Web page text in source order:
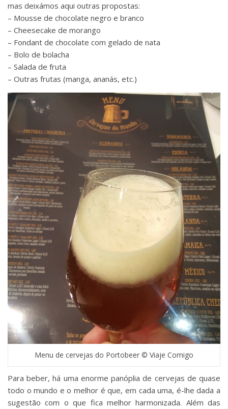
mas deixámos aqui outras propostas:
– Mousse de chocolate negro e branco
– Cheesecake de morango
– Fondant de chocolate com gelado de nata
– Bolo de bolacha
– Salada de fruta
– Outras frutas (manga, ananás, etc.)
Menu de cervejas do Portobeer © Viaje Comigo
Para beber, há uma enorme panóplia de cervejas de quase
todo o mundo e o melhor é que, em cada uma, é-lhe dada a
sugestão com o que fica melhor harmonizada. Além das